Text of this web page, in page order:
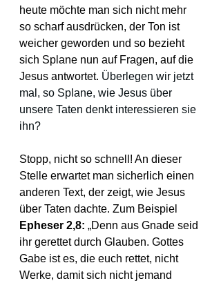
heute möchte man sich nicht mehr
so scharf ausdrücken, der Ton ist
weicher geworden und so bezieht
sich Splane nun auf Fragen, auf die
Jesus antwortet. Überlegen wir jetzt
mal, so Splane, wie Jesus über
unsere Taten denkt interessieren sie
ihn?
Stopp, nicht so schnell! An dieser
Stelle erwartet man sicherlich einen
anderen Text, der zeigt, wie Jesus
über Taten dachte. Zum Beispiel
Epheser 2,8: „Denn aus Gnade seid
ihr gerettet durch Glauben. Gottes
Gabe ist es, die euch rettet, nicht
Werke, damit sich nicht jemand